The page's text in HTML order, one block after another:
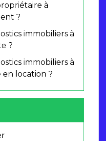
à
?
immobiliers à
?
immobiliers à
en location ?